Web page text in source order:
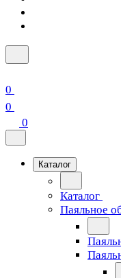
0
0
0
Каталог
Каталог
Паяльное